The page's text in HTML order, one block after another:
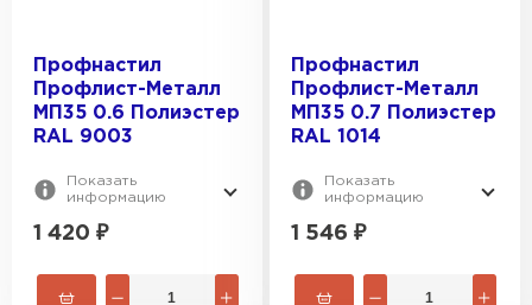
Профнастил
Профлист-Металл
МП35 0.6 Полиэстер
RAL 9003
Показать
информацию
1 420 ₽
Профнастил
Профлист-Металл
МП35 0.7 Полиэстер
RAL 1014
Показать
информацию
1 546 ₽